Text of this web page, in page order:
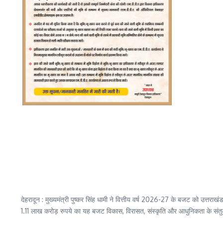
देहरादून : मुख्यमंत्री पुष्कर सिंह धामी ने वित्तीय वर्ष 2026-27 के बजट को
1.11 लाख करोड़ रुपये का यह बजट विकास, विरासत, संस्कृति और आधुनिकता के